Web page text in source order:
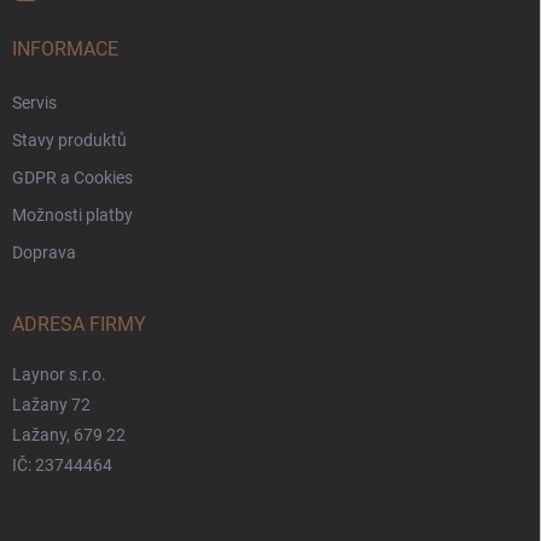
INFORMACE
Servis
Stavy produktů
GDPR a Cookies
Možnosti platby
Doprava
ADRESA FIRMY
Laynor s.r.o.
Lažany 72
Lažany, 679 22
IČ: 23744464